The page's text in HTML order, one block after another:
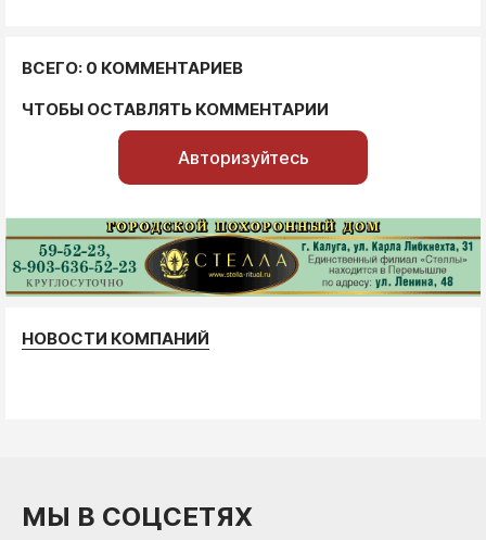
ВСЕГО: 0 КОММЕНТАРИЕВ
ЧТОБЫ ОСТАВЛЯТЬ КОММЕНТАРИИ
Авторизуйтесь
НОВОСТИ КОМПАНИЙ
МЫ В СОЦСЕТЯХ